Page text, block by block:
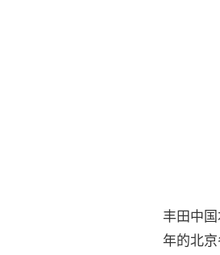
丰田中
年的北